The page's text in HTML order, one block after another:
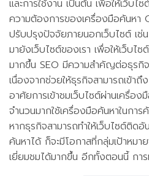
และการใช้งาน เป็นต้น เพื่อให้เว็บไ
ความต้องการของเครื่องมือค้นหา
ปรับปรุงปัจจัยภายนอกเว็บไซต์ เช่
มายังเว็บไซต์ของเรา เพื่อให้เว็บไซ
มากขึ้น SEO มีความสำคัญต่อธุรกิ
เนื่องจากช่วยให้ธุรกิจสามารถเข้า
อาศัยการเข้าชมเว็บไซต์ผ่านเครื่อ
จำนวนมากใช้เครื่องมือค้นหาในกา
หากธุรกิจสามารถทำให้เว็บไซต์ติด
ค้นหาได้ ก็จะมีโอกาสที่กลุ่มเป้าหมาย
เยี่ยมชมได้มากขึ้น อีกทั้งตอนนี้ กา